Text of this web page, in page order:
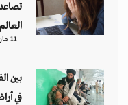
تصاعد
11 مارس 2026 - 13:44
بين
في